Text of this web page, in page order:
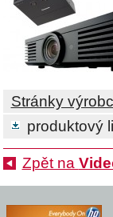
Stránky
produktový
Zpět na